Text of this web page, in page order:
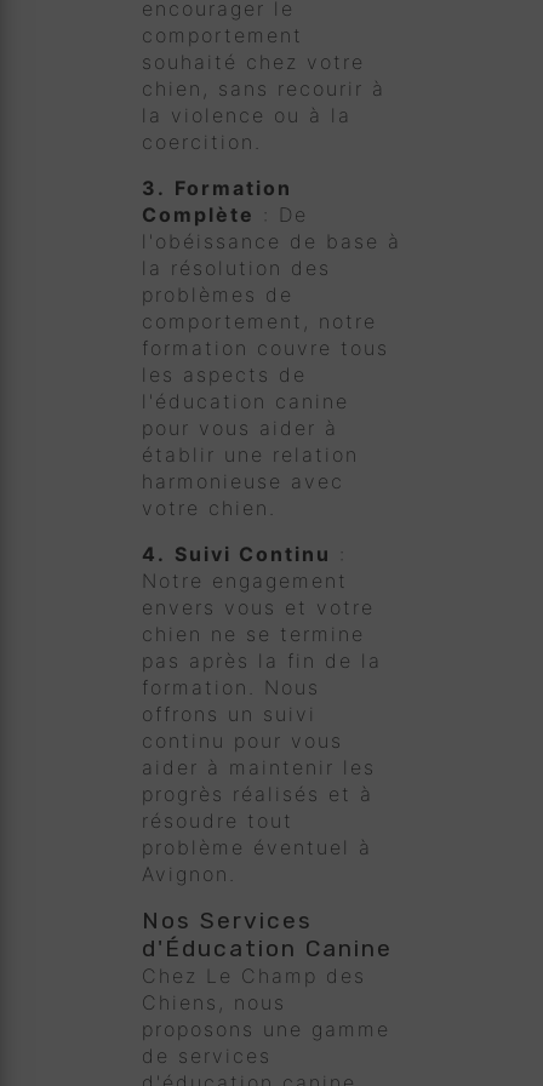
encourager le
comportement
souhaité chez votre
chien, sans recourir à
la violence ou à la
coercition.
3. Formation
Complète : De
l'obéissance de base à
la résolution des
problèmes de
comportement, notre
formation couvre tous
les aspects de
l'éducation canine
pour vous aider à
établir une relation
harmonieuse avec
votre chien.
4. Suivi Continu :
Notre engagement
envers vous et votre
chien ne se termine
pas après la fin de la
formation. Nous
offrons un suivi
continu pour vous
aider à maintenir les
progrès réalisés et à
résoudre tout
problème éventuel à
Avignon.
Nos Services
d'Éducation Canine
Chez Le Champ des
Chiens, nous
proposons une gamme
de services